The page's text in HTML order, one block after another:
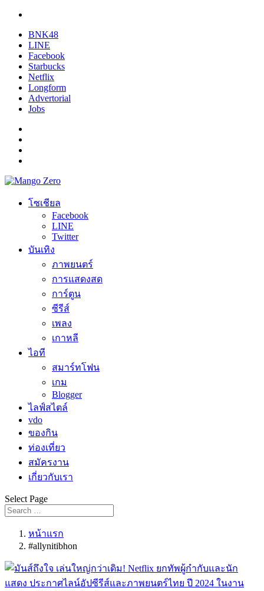
BNK48
LINE
Facebook
Starbucks
Netflix
Longform
Advertorial
Jobs
โซเชียล
Facebook
LINE
Twitter
บันเทิง
ภาพยนตร์
การแสดงสด
การ์ตูน
ซีรีส์
เพลง
เกาหลี
ไอที
สมาร์ทโฟน
เกม
Blogger
ไลฟ์สไตล์
vdo
ของกิน
ท่องเที่ยว
สมัครงาน
เกี่ยวกับเรา
Select Page
หน้าแรก
#allynitibhon